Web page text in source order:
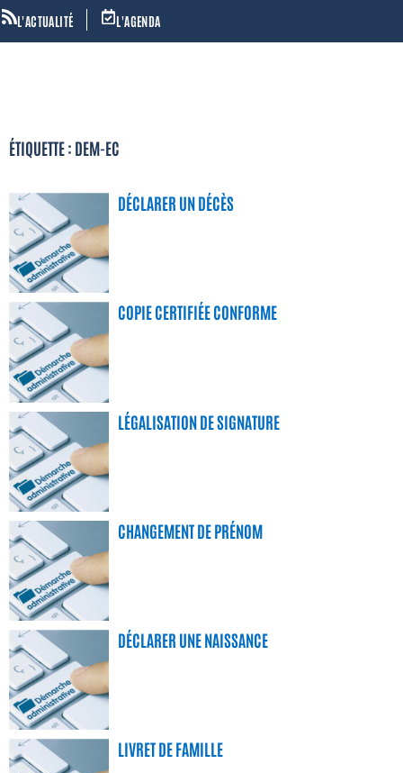
L'ACTUALITÉ L'AGENDA
ÉTIQUETTE : DEM-EC
DÉCLARER UN DÉCÈS
COPIE CERTIFIÉE CONFORME
LÉGALISATION DE SIGNATURE
CHANGEMENT DE PRÉNOM
DÉCLARER UNE NAISSANCE
LIVRET DE FAMILLE